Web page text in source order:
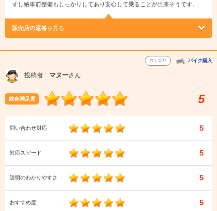
すし納車前整備もしっかりしてあり安心して乗ることが出来そうです。
販売店の返答を見る
カテゴリ バイク購入
投稿者 マヌーさん
総合満足度 5
問い合わせ対応 5
対応スピード 5
説明のわかりやすさ 5
おすすめ度 5